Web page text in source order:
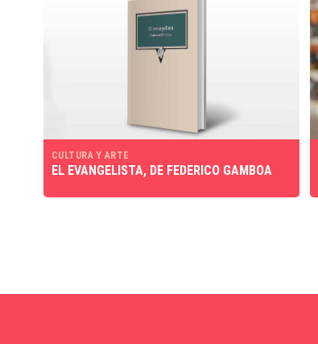
CULTURA Y ARTE
EL EVANGELISTA, DE FEDERICO GAMBOA